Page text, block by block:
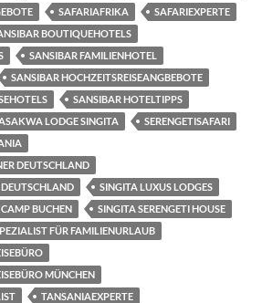
SAFARIAFRIKA
SAFARIEXPERTE
BOUTIQUEHOTELS
SANSIBAR FAMILIENHOTEL
SANSIBAR HOCHZEITSREISEANGBEBOTE
SANSIBAR HOTELTIPPS
LODGE SINGITA
SERENGETISAFARI
DEUTSCHLAND
SINGITA LUXUS LODGES
BUCHEN
SINGITA SERENGETI HOUSE
FÜR FAMILIENURLAUB
MÜNCHEN
TANSANIAEXPERTE